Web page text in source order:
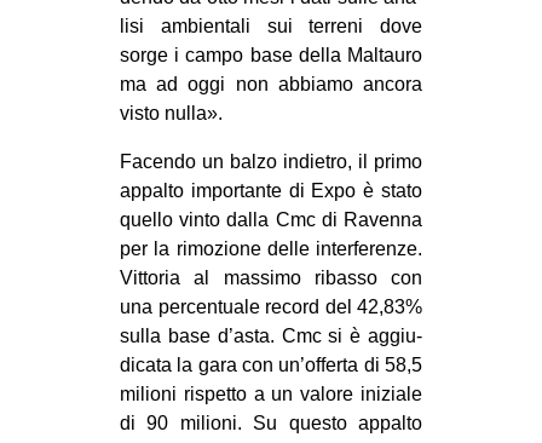
lisi ambien­tali sui ter­reni dove
sorge i campo base della Mal­tauro
ma ad oggi non abbiamo ancora
visto nulla».
Facendo un balzo indie­tro, il primo
appalto impor­tante di Expo è stato
quello vinto dalla Cmc di Ravenna
per la rimo­zione delle inter­fe­renze.
Vit­to­ria al mas­simo ribasso con
una per­cen­tuale record del 42,83%
sulla base d’asta. Cmc si è aggiu­
di­cata la gara con un’offerta di 58,5
milioni rispetto a un valore ini­ziale
di 90 milioni. Su que­sto appalto